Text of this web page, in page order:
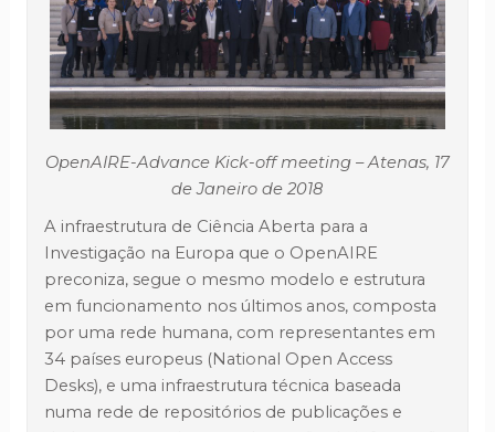
OpenAIRE-Advance Kick-off meeting – Atenas, 17
de Janeiro de 2018
A infraestrutura de Ciência Aberta para a
Investigação na Europa que o OpenAIRE
preconiza, segue o mesmo modelo e estrutura
em funcionamento nos últimos anos, composta
por uma rede humana, com representantes em
34 países europeus (National Open Access
Desks), e uma infraestrutura técnica baseada
numa rede de repositórios de publicações e